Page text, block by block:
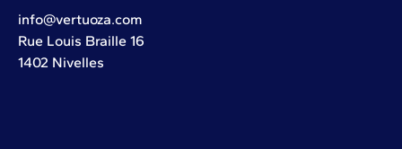
info@vertuoza.com
Rue Louis Braille 16
1402 Nivelles